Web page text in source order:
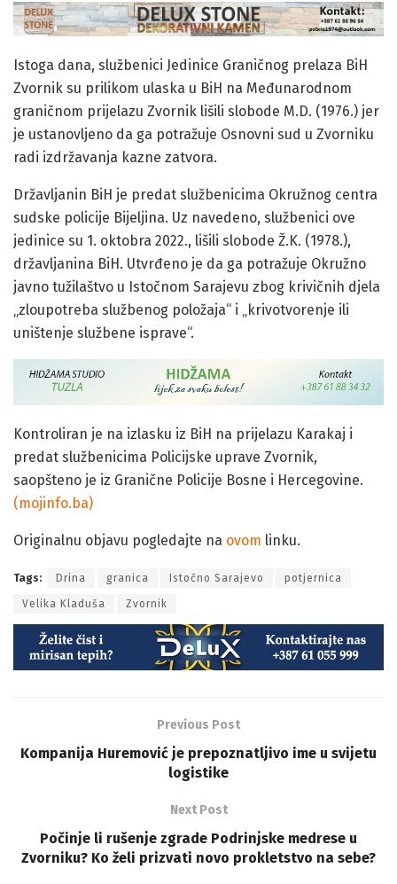
Istoga dana, službenici Jedinice Graničnog prelaza BiH
Zvornik su prilikom ulaska u BiH na Međunarodnom
graničnom prijelazu Zvornik lišili slobode M.D. (1976.) jer
je ustanovljeno da ga potražuje Osnovni sud u Zvorniku
radi izdržavanja kazne zatvora.
Državljanin BiH je predat službenicima Okružnog centra
sudske policije Bijeljina. Uz navedeno, službenici ove
jedinice su 1. oktobra 2022., lišili slobode Ž.K. (1978.),
državljanina BiH. Utvrđeno je da ga potražuje Okružno
javno tužilaštvo u Istočnom Sarajevu zbog krivičnih djela
„zloupotreba službenog položaja“ i „krivotvorenje ili
uništenje službene isprave“.
Kontroliran je na izlasku iz BiH na prijelazu Karakaj i
predat službenicima Policijske uprave Zvornik,
saopšteno je iz Granične Policije Bosne i Hercegovine.
(mojinfo.ba)
Originalnu objavu pogledajte na ovom linku.
Tags: Drina granica Istočno Sarajevo potjernica
Velika Kladuša Zvornik
Previous Post
Kompanija Huremović je prepoznatljivo ime u svijetu
logistike
Next Post
Počinje li rušenje zgrade Podrinjske medrese u
Zvorniku? Ko želi prizvati novo prokletstvo na sebe?